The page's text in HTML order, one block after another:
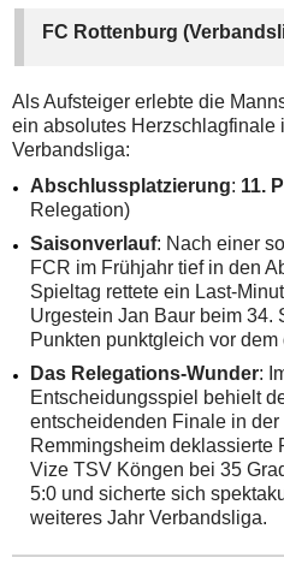
FC Rottenburg
Als Aufsteiger erlebte die
ein absolutes Herzschlagfinale
Verbandsliga:
Abschlussplatzierung: 11.
Relegation)
Saisonverlauf: Nach einer
FCR im Frühjahr tief in den
Spieltag rettete ein Last-
Urgestein Jan Baur beim 34.
Punkten punktgleich vor dem
Das Relegations-Wunder:
Entscheidungsspiel behielt
entscheidenden Finale in
Remmingsheim deklassierte
Vize TSV Köngen bei 35
5:0 und sicherte sich
weiteres Jahr Verbandsliga.